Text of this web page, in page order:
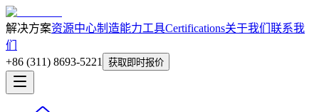
解决方案资源中心制造能力工具Certifications关于我们 联系我
们
+86 (311) 8693-5221
获取即时报价